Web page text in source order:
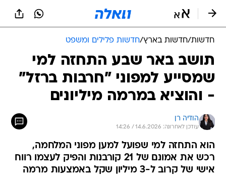
חדשות/חדשות בארץ/חדשות פלילים ומשפט
תושב באר שבע התחזה למי
שמסייע למפוני "חרבות ברזל"
- והוציא במרמה מיליונים
הודיה רן
עודכן לאחרונה: 14.6.2026 / 14:26
הוא התחזה למי שפועל למען מפוני המלחמה,
רכש את אמונם של 21 קורבנות והפיק לעצמו רווח
אישי של קרוב ל-3 מיליון שקל באמצעות מרמה